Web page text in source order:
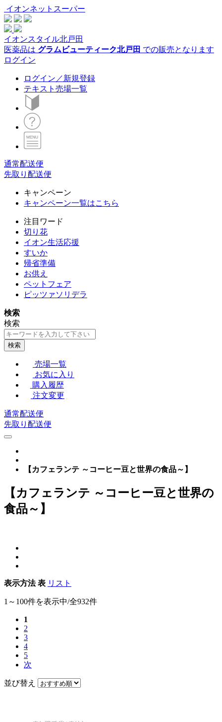
イオンネットスーパー
イオンスタイル北戸田
医薬品は グラムビューティーク北戸田 での販売となります
ログイン
ログイン／新規登録
テキスト売場一覧
通常配送便
先取り配送便
キャンペーン
キャンペーン一覧はこちら
注目ワード
切り花
イオン生活応援
すいか
帰省準備
お供え
ペットフェア
ピッツァソリデラ
検索
検索
検索
売場一覧
お気に入り
購入履歴
注文変更
通常配送便
先取り配送便
【カフェランテ ～コーヒー豆と世界の食品～】
【カフェランテ ～コーヒー豆と世界の
食品～】
表示方法 表 リスト
1～100件を表示中/全932件
1
2
3
4
5
次
並び替え